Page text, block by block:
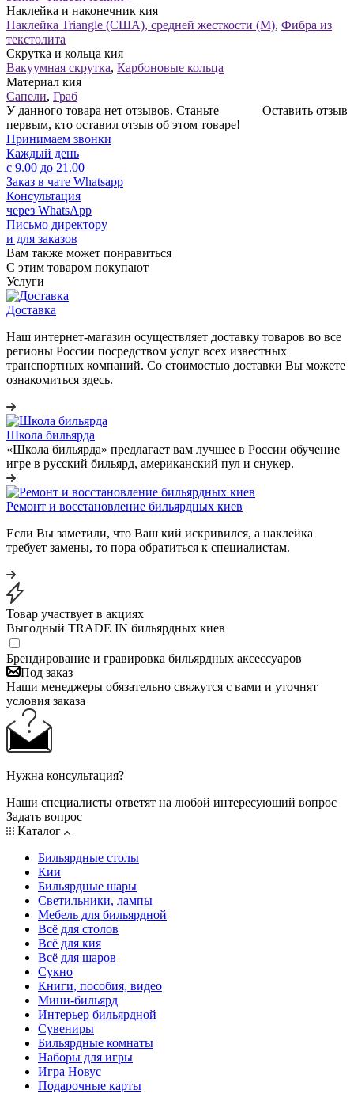
Наклейка и наконечник кия
Наклейка Triangle (США), средней жесткости (М), Фибра из
текстолита
Скрутка и кольца кия
Вакуумная скрутка, Карбоновые кольца
Материал кия
Сапели, Граб
Оставить отзыв
У данного товара нет отзывов. Станьте
первым, кто оставил отзыв об этом товаре!
Принимаем звонки
Каждый день
с 9.00 до 21.00
Заказ в чате Whatsapp
Консультация
через WhatsApp
Письмо директору
и для заказов
Вам также может понравиться
С этим товаром покупают
Услуги
Доставка
Наш интернет-магазин осуществляет доставку товаров во все
регионы России посредством услуг всех известных
транспортных компаний. Со стоимостью доставки Вы можете
ознакомиться здесь.
Школа бильярда
«Школа бильярда» предлагает вам лучшее в России обучение
игре в русский бильярд, американский пул и снукер.
Ремонт и восстановление бильярдных киев
Если Вы заметили, что Ваш кий искривился, а наклейка
требует замены, то пора обратиться к специалистам.
Товар участвует в акциях
Выгодный TRADE IN бильярдных киев
Брендирование и гравировка бильярдных аксессуаров
Под заказ
Наши менеджеры обязательно свяжутся с вами и уточнят
условия заказа
Нужна консультация?
Наши специалисты ответят на любой интересующий вопрос
Задать вопрос
Каталог
Бильярдные столы
Кии
Бильярдные шары
Светильники, лампы
Мебель для бильярдной
Всё для столов
Всё для кия
Всё для шаров
Сукно
Книги, пособия, видео
Мини-бильярд
Интерьер бильярдной
Сувениры
Бильярдные комнаты
Наборы для игры
Игра Новус
Подарочные карты